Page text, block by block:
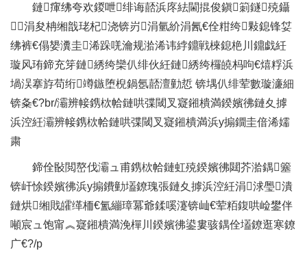
鏈瘒绋夸欢鍐呭绯诲嚭浜庝紶閫掍俊鎭箣鐩殑鑷
涓夋柟缃戠珯杞浇锛岃涓氫紒涓氥€佺粓绔敤鎴锋姇
绋裤€傝嫢瀵圭浠跺唴瀹规湁浠讳綍鐤戦棶鎴栬川鐤戯紝
璇风珛鍗充笌鏈綉绔欒仈绯伙紝鏈綉绔欏皢杩呴€熺粰浜
堝洖搴斿苟绗竴鏃堕棿鍋氬嚭澶勭悊 锛堣仈绯荤數璇濓細
锛夈€?br/灞辨帹鎸栨帢鏈哄弽閾叉寲鎺樻満鍨嬪彿鏈夊摢
浜涳紝灞辨帹鎸栨帢鏈哄弽閾叉寲鎺樻満浜у搧鐗圭偣浠嬬
粛
鍗佺敯閲嶅伐灞ュ甫鎸栨帢鏈虹殑鍨嬪彿閮芥湁鍝簺
锛屽悇鍨嬪彿浜у搧鐨勭壒鐐瑰張鏈夊摢浜涳紝涓浗璺潰
鏈烘缃戝皬缂栭€氳繃璋冪爺鍒嗘瀽锛屾€荤粨鍑哄崄鐢伴
噸宸ュ饱甯︽寲鎺樻満浼樿川鍨嬪彿鍙婁骇鍝佺壒鐐逛寒鐐
广€?/p